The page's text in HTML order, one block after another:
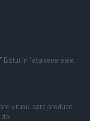
Bătut în fața casei sale,
virusul care produce